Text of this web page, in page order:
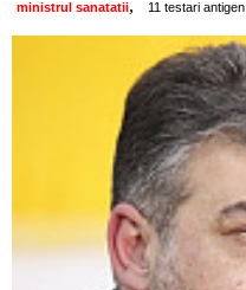
ministrul sanatatii, 11 testari antigen